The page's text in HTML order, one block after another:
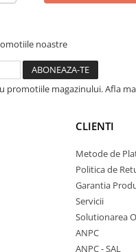
noastre
promotiile magazinului. Afla
CLIENTI
Metode de
Politica de
Garantia
Servicii
Solutionarea
ANPC
ANPC - SAL